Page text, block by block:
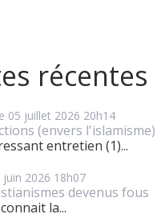
récentes
05 juillet 2026 20h14
(envers l'islamisme)
entretien (1)...
juin 2026 18h07
devenus fous
la...